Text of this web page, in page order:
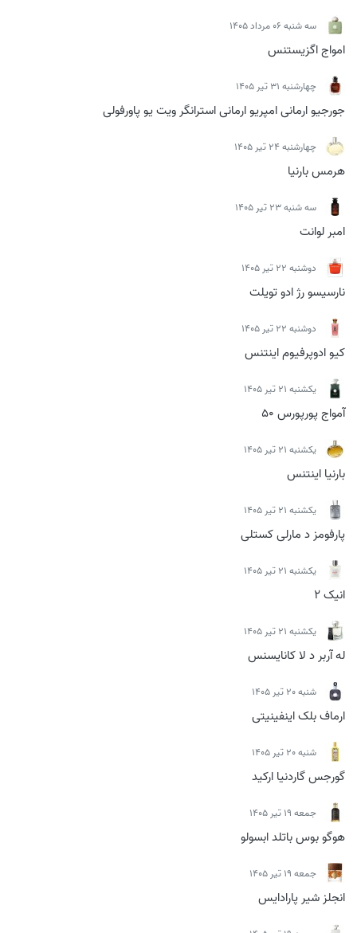
سه شنبه 06 مرداد 1405
امواج اگزیستنس
چهارشنبه 31 تیر 1405
جورجیو ارمانی امپریو ارمانی استرانگر ویت یو پاورفولی
چهارشنبه 24 تیر 1405
هرمس بارنیا
سه شنبه 23 تیر 1405
امبر لوانت
دوشنبه 22 تیر 1405
نارسیسو رژ ادو تویلت
دوشنبه 22 تیر 1405
کیو ادوپرفیوم اینتنس
يكشنبه 21 تیر 1405
آمواج پورپورس 50
يكشنبه 21 تیر 1405
بارنیا اینتنس
يكشنبه 21 تیر 1405
پارفومز د مارلی کستلی
يكشنبه 21 تیر 1405
انیک 2
يكشنبه 21 تیر 1405
له آربر د لا کانایسنس
شنبه 20 تیر 1405
ارماف بلک اینفینیتی
شنبه 20 تیر 1405
گورجس گاردنیا ارکید
جمعه 19 تیر 1405
هوگو بوس باتلد ابسولو
جمعه 19 تیر 1405
انجلز شیر پارادایس